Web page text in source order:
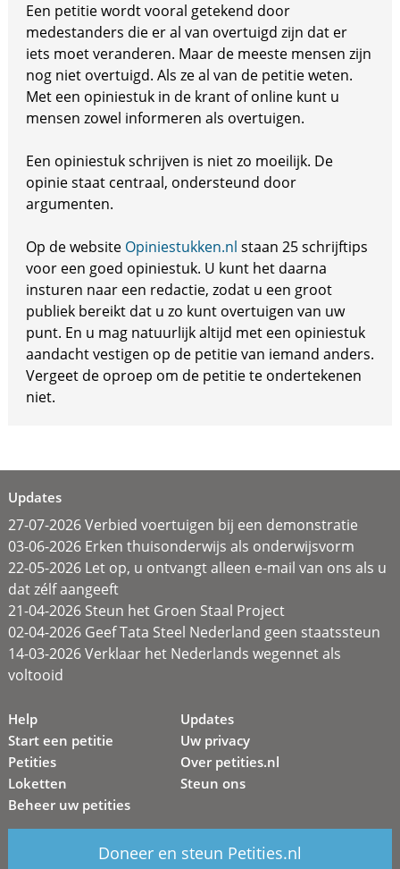
Een petitie wordt vooral getekend door
medestanders die er al van overtuigd zijn dat er
iets moet veranderen. Maar de meeste mensen zijn
nog niet overtuigd. Als ze al van de petitie weten.
Met een opiniestuk in de krant of online kunt u
mensen zowel informeren als overtuigen.
Een opiniestuk schrijven is niet zo moeilijk. De
opinie staat centraal, ondersteund door
argumenten.
Op de website Opiniestukken.nl staan 25 schrijftips
voor een goed opiniestuk. U kunt het daarna
insturen naar een redactie, zodat u een groot
publiek bereikt dat u zo kunt overtuigen van uw
punt. En u mag natuurlijk altijd met een opiniestuk
aandacht vestigen op de petitie van iemand anders.
Vergeet de oproep om de petitie te ondertekenen
niet.
Updates
27-07-2026 Verbied voertuigen bij een demonstratie
03-06-2026 Erken thuisonderwijs als onderwijsvorm
22-05-2026 Let op, u ontvangt alleen e-mail van ons als u
dat zélf aangeeft
21-04-2026 Steun het Groen Staal Project
02-04-2026 Geef Tata Steel Nederland geen staatssteun
14-03-2026 Verklaar het Nederlands wegennet als
voltooid
Help
Start een petitie
Petities
Loketten
Beheer uw petities
Updates
Uw privacy
Over petities.nl
Steun ons
Doneer en steun Petities.nl